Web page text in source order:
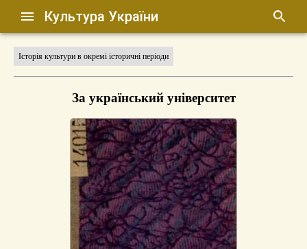
Культура України
Історія культури в окремі історичні періоди
За український університет